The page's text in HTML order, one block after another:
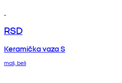
RSD
Keramička vaza S
mali, beli